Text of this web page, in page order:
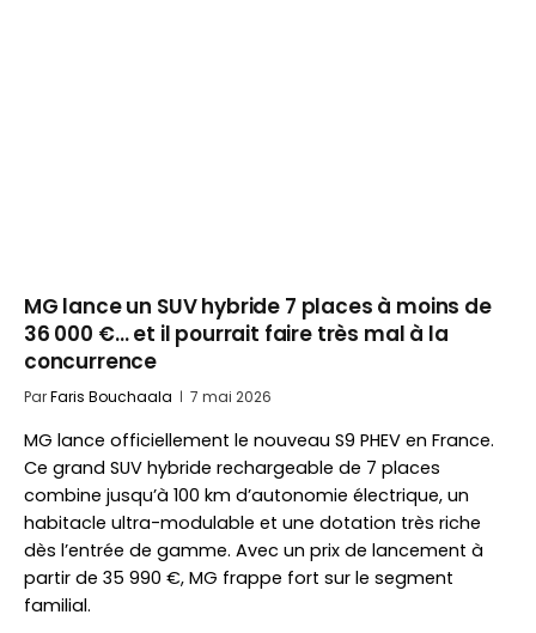
MG lance un SUV hybride 7 places à moins de
36 000 €… et il pourrait faire très mal à la
concurrence
ParFaris Bouchaala 7 mai 2026
MG lance officiellement le nouveau S9 PHEV en France.
Ce grand SUV hybride rechargeable de 7 places
combine jusqu’à 100 km d’autonomie électrique, un
habitacle ultra-modulable et une dotation très riche
dès l’entrée de gamme. Avec un prix de lancement à
partir de 35 990 €, MG frappe fort sur le segment
familial.